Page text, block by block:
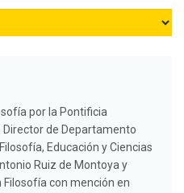
por la Pontificia
Director de Departamento
Educación y Ciencias
Ruiz de Montoya y
con mención en